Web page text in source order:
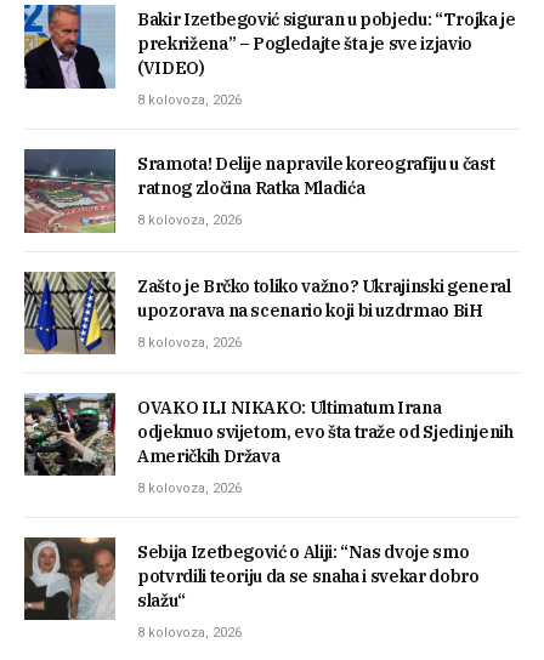
Bakir Izetbegović siguran u pobjedu: “Trojka je
prekrižena” – Pogledajte šta je sve izjavio
(VIDEO)
8 kolovoza, 2026
Sramota! Delije napravile koreografiju u čast
ratnog zločina Ratka Mladića
8 kolovoza, 2026
Zašto je Brčko toliko važno? Ukrajinski general
upozorava na scenario koji bi uzdrmao BiH
8 kolovoza, 2026
OVAKO ILI NIKAKO: Ultimatum Irana
odjeknuo svijetom, evo šta traže od Sjedinjenih
Američkih Država
8 kolovoza, 2026
Sebija Izetbegović o Aliji: “Nas dvoje smo
potvrdili teoriju da se snaha i svekar dobro
slažu“
8 kolovoza, 2026